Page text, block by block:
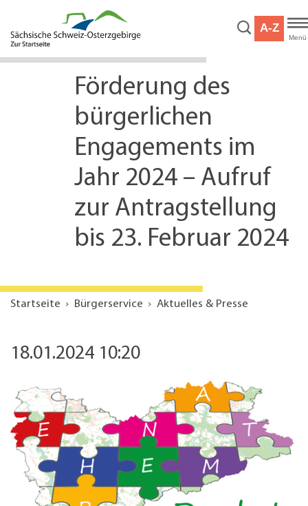
Hauptinhalt
Service
A-Z
Menü
Förderung des
bürgerlichen
Engagements im
Jahr 2024 – Aufruf
zur Antragstellung
bis 23. Februar 2024
Startseite Bürgerservice Aktuelles & Presse
18.01.2024 10:20